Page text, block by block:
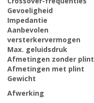
Gevoeligheid
Impedantie
Aanbevolen
versterkervermogen
Max. geluidsdruk
Afmetingen zonder plint
Afmetingen met plint
Gewicht
Afwerking